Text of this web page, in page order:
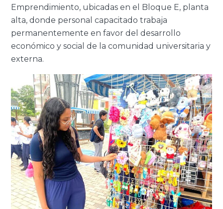
Emprendimiento, ubicadas en el Bloque E, planta
alta, donde personal capacitado trabaja
permanentemente en favor del desarrollo
económico y social de la comunidad universitaria y
externa.